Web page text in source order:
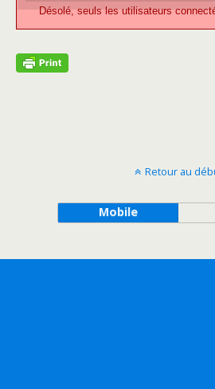
Désolé, seuls les utilisateurs
Retour au
Mobile